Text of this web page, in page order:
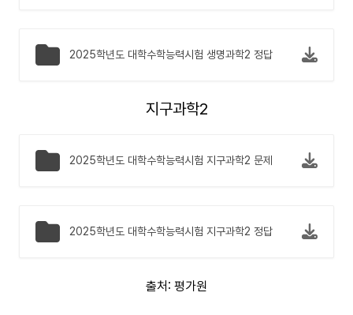
2025학년도 대학수학능력시험 생명과학2 정답
지구과학2
2025학년도 대학수학능력시험 지구과학2 문제
2025학년도 대학수학능력시험 지구과학2 정답
출처: 평가원